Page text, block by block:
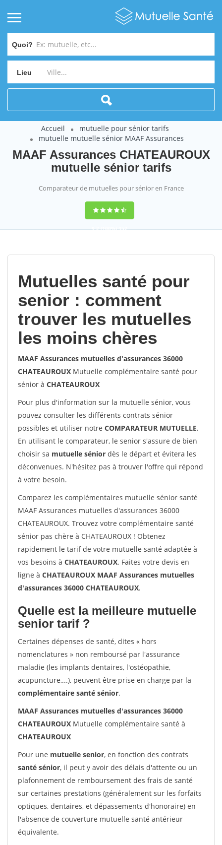
Quoi?
Lieu
Accueil
mutuelle pour sénior tarifs
mutuelle mutuelle sénior MAAF Assurances
MAAF Assurances CHATEAUROUX
mutuelle sénior tarifs
Comparateur de mutuelles pour sénior en France
9,2(100%)452
Mutuelles santé pour
senior : comment
trouver les mutuelles
les moins chères
MAAF Assurances mutuelles d'assurances 36000
CHATEAUROUX Mutuelle complémentaire santé pour
sénior à CHATEAUROUX
Pour plus d'information sur la mutuelle sénior, vous
pouvez consulter les différents contrats sénior
possibles et utiliser notre COMPARATEUR MUTUELLE.
En utilisant le comparateur, le senior s'assure de bien
choisir sa mutuelle sénior dès le départ et évitera les
déconvenues. N'hésitez pas à trouver l'offre qui répond
à votre besoin.
Comparez les complémentaires mutuelle sénior santé
MAAF Assurances mutuelles d'assurances 36000
CHATEAUROUX. Trouvez votre complémentaire santé
sénior pas chère à CHATEAUROUX ! Obtenez
rapidement le tarif de votre mutuelle santé adaptée à
vos besoins à CHATEAUROUX. Faites votre devis en
ligne à CHATEAUROUX MAAF Assurances mutuelles
d'assurances 36000 CHATEAUROUX.
Quelle est la meilleure mutuelle
senior tarif ?
Certaines dépenses de santé, dites « hors
nomenclatures » non remboursé par l'assurance
maladie (les implants dentaires, l'ostéopathie,
acupuncture,...), peuvent être prise en charge par la
complémentaire santé sénior.
MAAF Assurances mutuelles d'assurances 36000
CHATEAUROUX Mutuelle complémentaire santé à
CHATEAUROUX
Pour une mutuelle senior, en fonction des contrats
santé sénior, il peut y avoir des délais d'attente ou un
plafonnement de remboursement des frais de santé
sur certaines prestations (généralement sur les forfaits
optiques, dentaires, et dépassements d'honoraire) en
l'absence de couverture mutuelle santé antérieur
équivalente.